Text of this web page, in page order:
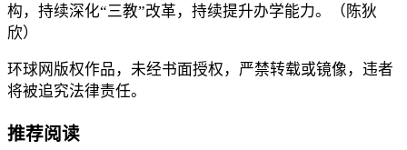
构，持续深化“三教”改革，持续提升办学能力。（陈狄
欣）
环球网版权作品，未经书面授权，严禁转载或镜像，违者
将被追究法律责任。
推荐阅读